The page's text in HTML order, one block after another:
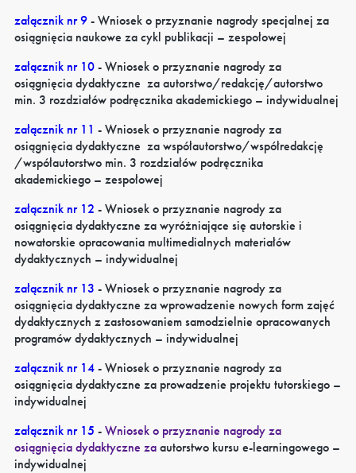
załącznik nr 9- Wniosek o przyznanie nagrody specjalnej za
osiągnięcia naukowe za cykl publikacji – zespołowej
załącznik nr 10- Wniosek o przyznanie nagrody za
osiągnięcia dydaktyczne za autorstwo/redakcję/autorstwo
min. 3 rozdziałów podręcznika akademickiego – indywidualnej
załącznik nr 11 -Wniosek o przyznanie nagrody za
osiągnięcia dydaktyczne za współautorstwo/współredakcję
/współautorstwo min. 3 rozdziałów podręcznika
akademickiego – zespołowej
załącznik nr 12 - Wniosek o przyznanie nagrody za
osiągnięcia dydaktyczne za wyróżniające się autorskie i
nowatorskie opracowania multimedialnych materiałów
dydaktycznych – indywidualnej
załącznik nr 13 - Wniosek o przyznanie nagrody za
osiągnięcia dydaktyczne za wprowadzenie nowych form zajęć
dydaktycznych z zastosowaniem samodzielnie opracowanych
programów dydaktycznych – indywidualnej
załącznik nr 14- Wniosek o przyznanie nagrody za
osiągnięcia dydaktyczne za prowadzenie projektu tutorskiego –
indywidualnej
załącznik nr 15 -Wniosek o przyznanie nagrody za
osiągnięcia dydaktyczne zaautorstwo kursu e-learningowego –
indywidualnej